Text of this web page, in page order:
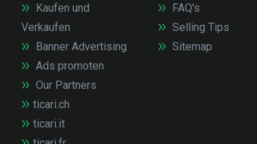
Kaufen und
Verkaufen
Banner Advertising
Ads promoten
Our Partners
ticari.ch
ticari.it
FAQ's
Selling Tips
Sitemap